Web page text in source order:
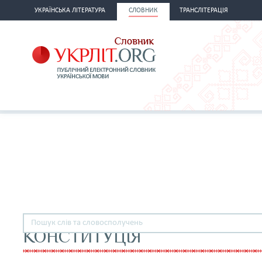
УКРАЇНСЬКА ЛІТЕРАТУРА СЛОВНИК ТРАНСЛІТЕРАЦІЯ
КОНСТИТУЦІЯ